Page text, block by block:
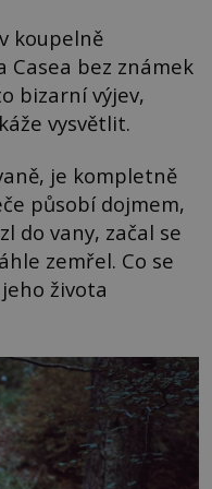
koupelně
bez známek
bizarní výjev,
vysvětlit.
je kompletně
působí dojmem,
do vany, začal se
zemřel. Co se
života